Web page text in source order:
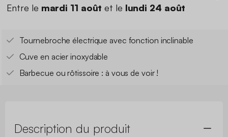
Entre le mardi 11 août et le lundi 24 août
Tournebroche électrique avec fonction inclinable
Cuve en acier inoxydable
Barbecue ou rôtissoire : à vous de voir !
Description du produit